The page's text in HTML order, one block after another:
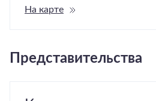
На карте
Представительства